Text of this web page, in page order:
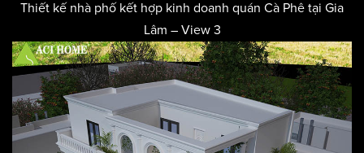
Thiết kế nhà phố kết hợp kinh doanh quán Cà Phê tại Gia
Lâm – View 3